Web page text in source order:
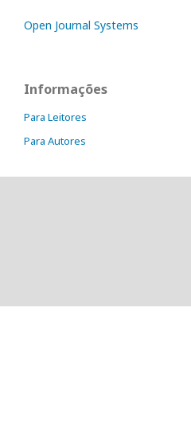
Open Journal Systems
Informações
Para Leitores
Para Autores